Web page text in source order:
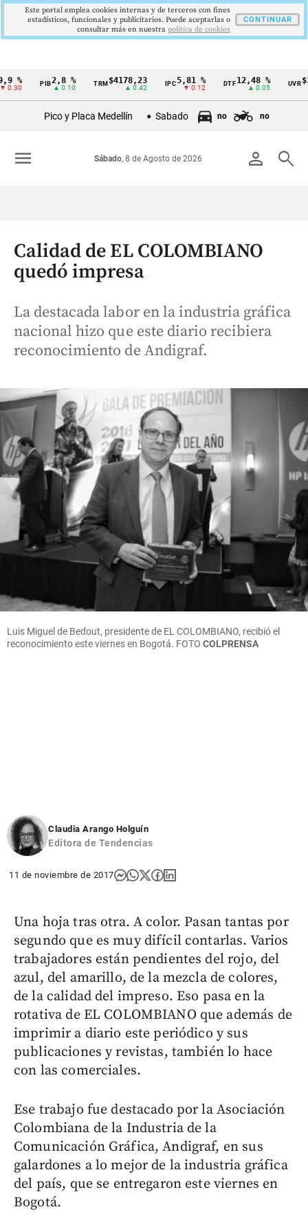
Cintillo
Colombia
PIB 2,8 %
▲ 0.10
TRM $4178,23
▲ 0.42
IPC 5,81 %
▼ 0.12
DTF 12,48 %
▲ 0.05
UVR
▲
Pico y Placa Medellín Sabado no no
person search
Sábado, 8 de Agosto de 2026
menu
Calidad de EL COLOMBIANO
quedó impresa
La destacada labor en la industria gráfica
nacional hizo que este diario recibiera
reconocimiento de Andigraf.
Luis Miguel de Bedout, presidente de EL COLOMBIANO, recibió el
reconocimiento este viernes en Bogotá. FOTO COLPRENSA
Claudia Arango Holguín
Editora de Tendencias
11 de noviembre de 2017
Una hoja tras otra. A color. Pasan tantas por
segundo que es muy difícil contarlas. Varios
trabajadores están pendientes del rojo, del
azul, del amarillo, de la mezcla de colores,
de la calidad del impreso. Eso pasa en la
rotativa de EL COLOMBIANO que además de
imprimir a diario este periódico y sus
publicaciones y revistas, también lo hace
con las comerciales.
Ese trabajo fue destacado por la Asociación
Colombiana de la Industria de la
Comunicación Gráfica, Andigraf, en sus
galardones a lo mejor de la industria gráfica
del país, que se entregaron este viernes en
Bogotá.
Este portal emplea cookies internas y de terceros con fines
estadísticos, funcionales y publicitarios. Puede aceptarlas o
consultar más en nuestra politica de cookies
CONTINUAR